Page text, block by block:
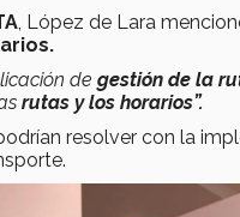
, López de Lara
de gestión de la
rutas y los horarios”.
resolver con la